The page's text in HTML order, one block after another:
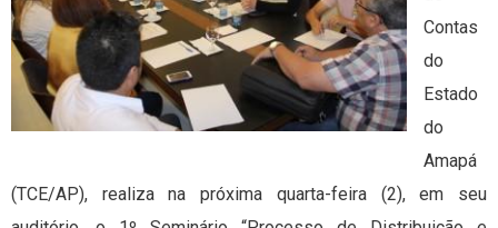
Contas
do
Estado
do
Amapá
(TCE/AP), realiza na próxima quarta-feira (2), em seu